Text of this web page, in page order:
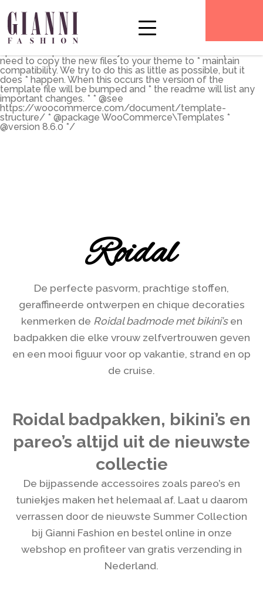
the main shop page which is a post type archive * * This
template can be overridden by copying it to
yourtheme/woocommerce/archive-product.php. * *
HOWEVER, on occasion WooCommerce will need to
need to copy the new files to your theme to * maintain
compatibility. We try to do this as little as possible, but it
does * happen. When this occurs the version of the
template file will be bumped and * the readme will list any
important changes. * * @see
https://woocommerce.com/document/template-
structure/ * @package WooCommerce\Templates *
@version 8.6.0 */
Roidal
De perfecte pasvorm, prachtige stoffen,
geraffineerde ontwerpen en chique decoraties
kenmerken de Roidal badmode met bikini’sen
badpakken die elke vrouw zelfvertrouwen geven
en een mooi figuur voor op vakantie, strand en op
de cruise.
Roidal badpakken, bikini’s en
pareo’s altijd uit de nieuwste
collectie
De bijpassende accessoires zoals pareo’s en
tuniekjes maken het helemaal af. Laat u daarom
verrassen door de nieuwste Summer Collection
bij Gianni Fashion en bestel online in onze
webshop en profiteer van gratis verzending in
Nederland.